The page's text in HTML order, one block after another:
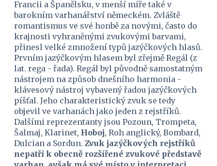
Francii a Španělsku, v menší míře také v
barokním varhanářství německém. Zvláště
romantismus ve své honbě za novými, často do
krajnosti vyhraněnými zvukovými barvami,
přinesl velké zmnožení typů jazýčkových hlasů.
Prvním jazýčkovým hlasem byl zřejmě Regál (z
lat. rega - řada). Regál byl původně samostatným
nástrojem na způsob dnešního harmonia -
klávesový nástroj vybavený řadou jazýčkových
píšťal. Jeho charakteristický zvuk se tedy
objevil ve varhanách jako jeden z rejstříků.
Dalšími reprezentanty jsou Pozoun, Trompeta,
Šalmaj, Klarinet, Hoboj, Roh anglický, Bombard,
Dulcian a Sordun. Zvuk jazýčkových rejstříků
nepatří k obecně rozšířené zvukové představě